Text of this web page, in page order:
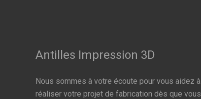
Antilles Impression 3D
Nous sommes à votre écoute pour vous aidez à
réaliser votre projet de fabrication dès que vous